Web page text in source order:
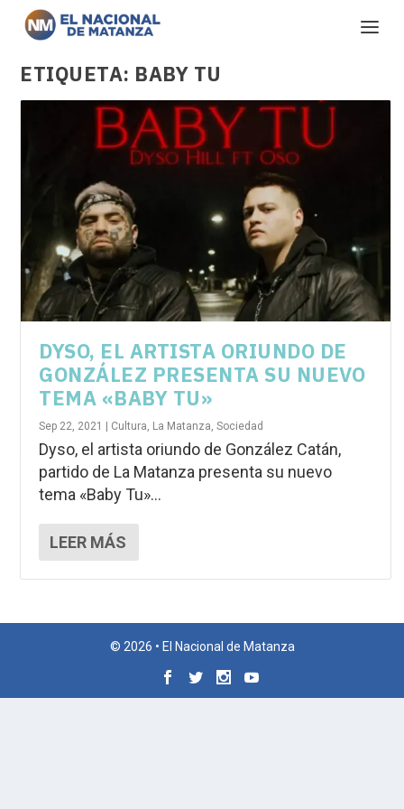
ETIQUETA: BABY TU
DYSO, EL ARTISTA ORIUNDO DE
GONZÁLEZ PRESENTA SU NUEVO
TEMA «BABY TU»
Sep 22, 2021 Cultura, La Matanza,Sociedad
Dyso, el artista oriundo de González Catán,
partido de La Matanza presenta su nuevo
tema «Baby Tu»...
LEER MÁS
© 2026 • El Nacional de Matanza